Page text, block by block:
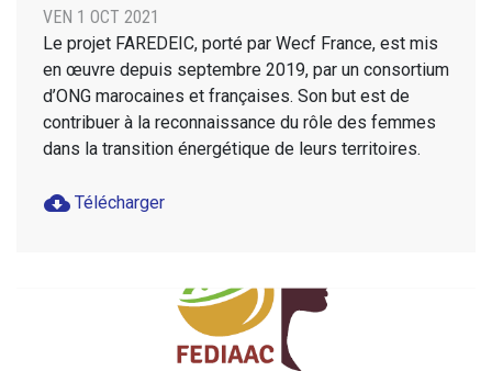
VEN 1 OCT 2021
Le projet FAREDEIC, porté par Wecf France, est mis
en œuvre depuis septembre 2019, par un consortium
d’ONG marocaines et françaises. Son but est de
contribuer à la reconnaissance du rôle des femmes
dans la transition énergétique de leurs territoires.
cloud_download Télécharger